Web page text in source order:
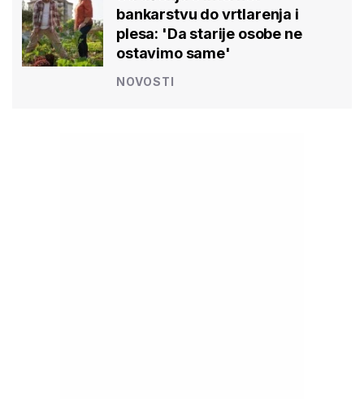
bankarstvu do vrtlarenja i
plesa: 'Da starije osobe ne
ostavimo same'
NOVOSTI